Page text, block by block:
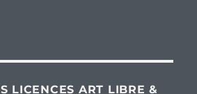
LICENCES ART LIBRE &